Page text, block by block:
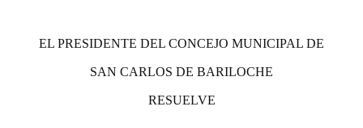
NORMATIVA
Comunicaciones
EL PRESIDENTE DEL CONCEJO MUNICIPAL DE
SAN CARLOS DE BARILOCHE
RESUELVE